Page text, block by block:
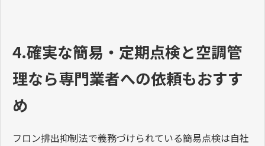
4.確実な簡易・定期点検と空調管
理なら専門業者への依頼もおすす
め
フロン排出抑制法で義務づけられている簡易点検は自社